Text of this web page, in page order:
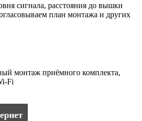
сигнала, расстояния до вышки
план монтажа и других
монтаж приёмного комплекта,
Fi